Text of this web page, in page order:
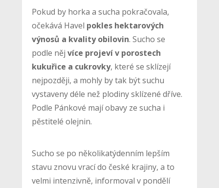
Pokud by horka a sucha pokračovala,
očekává Havel pokles hektarových
výnosů a kvality obilovin. Sucho se
podle něj více projeví v porostech
kukuřice a cukrovky, které se sklízejí
nejpozději, a mohly by tak být suchu
vystaveny déle než plodiny sklízené dříve.
Podle Pánkové mají obavy ze sucha i
pěstitelé olejnin.
Sucho se po několikatýdenním lepším
stavu znovu vrací do české krajiny, a to
velmi intenzivně, informoval v pondělí